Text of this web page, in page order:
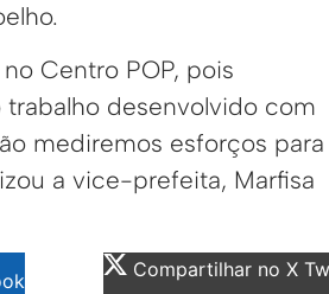
Centro POP, pois
desenvolvido com
mediremos esforços para
a vice-prefeita, Marfisa
Compartilhar no X